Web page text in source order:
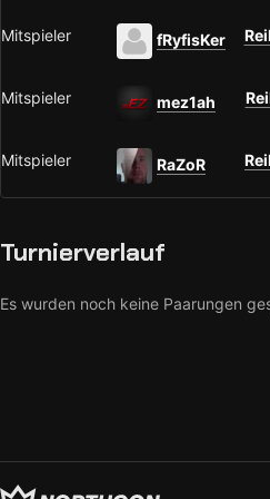
Mitspieler fRyfisKer
Mitspieler mez1ah
Mitspieler RaZoR
Turnierverlauf
Es wurden noch keine Paarungen